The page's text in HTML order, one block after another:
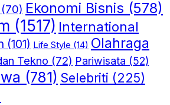
(70) Ekonomi Bisnis (578)
(1517) International
(101) Life Style (14) Olahraga
Tekno (72) Pariwisata (52)
(781) Selebriti (225)